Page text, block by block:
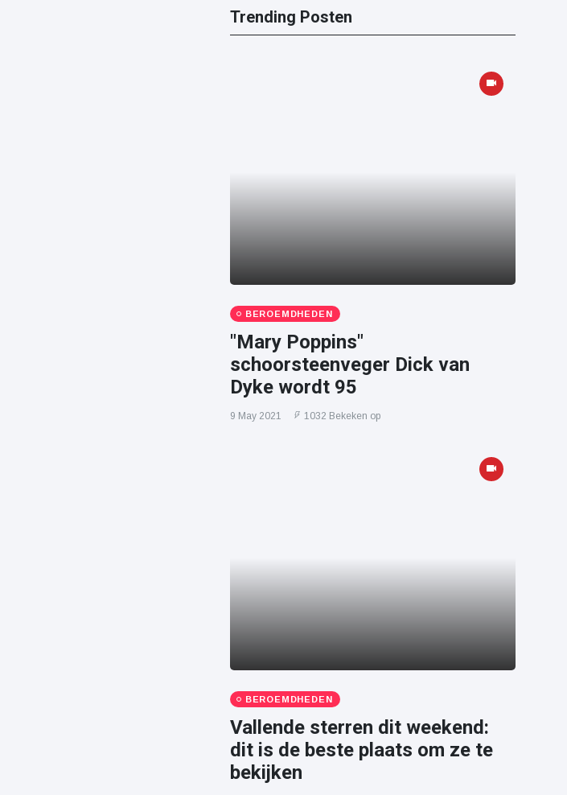
Trending Posten
BEROEMDHEDEN
"Mary Poppins"
schoorsteenveger Dick van
Dyke wordt 95
9 May 2021 1032 Bekeken op
BEROEMDHEDEN
Vallende sterren dit weekend:
dit is de beste plaats om ze te
bekijken